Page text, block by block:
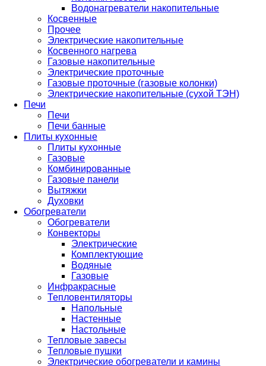
Водонагреватели накопительные
Косвенные
Прочее
Электрические накопительные
Косвенного нагрева
Газовые накопительные
Электрические проточные
Газовые проточные (газовые колонки)
Электрические накопительные (сухой ТЭН)
Печи
Печи
Печи банные
Плиты кухонные
Плиты кухонные
Газовые
Комбинированные
Газовые панели
Вытяжки
Духовки
Обогреватели
Обогреватели
Конвекторы
Электрические
Комплектующие
Водяные
Газовые
Инфракрасные
Тепловентиляторы
Напольные
Настенные
Настольные
Тепловые завесы
Тепловые пушки
Электрические обогреватели и камины